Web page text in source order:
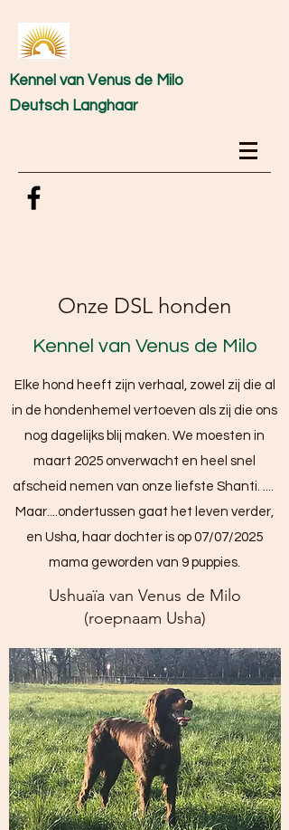
Kennel van Venus de Milo
Deutsch Langhaar
Onze DSL honden
Kennel van Venus de Milo
Elke hond heeft zijn verhaal, zowel zij die al
in de hondenhemel vertoeven als zij die ons
nog dagelijks blij maken. We moesten in
maart 2025 onverwacht en heel snel
afscheid nemen van onze liefste Shanti. ....
Maar....ondertussen gaat het leven verder,
en Usha, haar dochter is op 07/07/2025
mama geworden van 9 puppies.
Ushuaïa van Venus de Milo
(roepnaam Usha)